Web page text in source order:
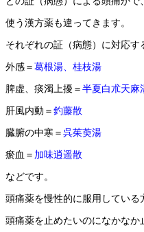
使う漢方薬も違ってきます。
それぞれの証（病態）に対応す
外感＝ 葛根湯、桂枝湯
脾虚、痰濁上擾＝ 半夏白朮天麻
肝風内動＝ 釣藤散
臓腑の中寒＝ 呉茱萸湯
瘀血＝ 加味逍遥散
などです。
頭痛薬を慢性的に服用してい
頭痛薬を止めたいのになかなか